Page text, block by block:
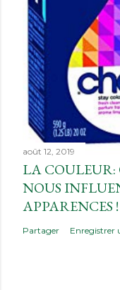
août 12, 2019
LA
NOUS
APPARENCES !
Partager Enregistrer